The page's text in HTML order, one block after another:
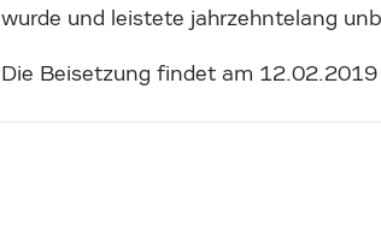
wurde und leistete jahrzehntelang
Die Beisetzung findet am